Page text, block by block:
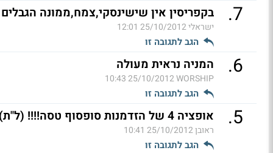
7
. בקפריסין אין שישינסקי,צמח,ממונה
ישראלי25/10/2012 12:01
הגב לתגובה זו
6
. המניה נראית מעולה
WORSHIP
25/10/2012 10:43
הגב לתגובה זו
5
. אופציה 4 של הזדמנות סופסוף טסה!!!! (ל"ת)
ראובן25/10/2012 10:41
הגב לתגובה זו